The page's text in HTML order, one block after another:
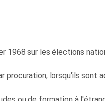
1968 sur les élections
procuration, lorsqu'ils